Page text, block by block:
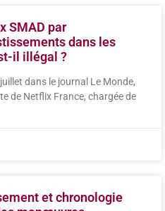
SMAD par
dans les
il illégal ?
dans le journal Le Monde,
de Netflix France, chargée de
et chronologie